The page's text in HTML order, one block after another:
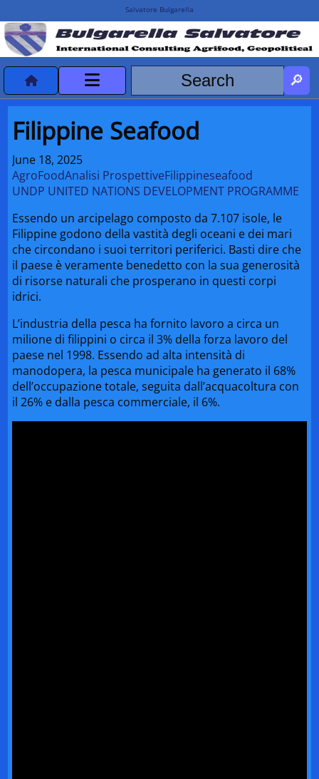
Salvatore Bulgarella
HOME
DeclassificatiNC
Turismo Progetti
Projects Missions
Filippine Seafood
June 18, 2025
AgroFoodAnalisi ProspettiveFilippineseafood
UNDP UNITED NATIONS DEVELOPMENT PROGRAMME
Essendo un arcipelago composto da 7.107 isole, le
Filippine godono della vastità degli oceani e dei mari
che circondano i suoi territori periferici. Basti dire che
il paese è veramente benedetto con la sua generosità
di risorse naturali che prosperano in questi corpi
idrici.
L’industria della pesca ha fornito lavoro a circa un
milione di filippini o circa il 3% della forza lavoro del
paese nel 1998. Essendo ad alta intensità di
manodopera, la pesca municipale ha generato il 68%
dell’occupazione totale, seguita dall’acquacoltura con
il 26% e dalla pesca commerciale, il 6%.